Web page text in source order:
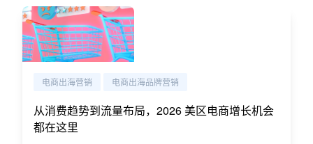
电商出海营销 电商出海品牌营销
从消费趋势到流量布局，2026 美区电商增长机会
都在这里